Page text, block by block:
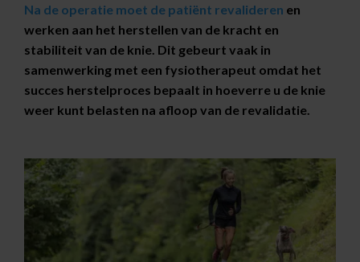
Na de operatie moet de patiënt revalideren en
werken aan het herstellen van de kracht en
stabiliteit van de knie. Dit gebeurt vaak in
samenwerking met een fysiotherapeut omdat het
succes herstelproces bepaalt in hoeverre u de knie
weer kunt belasten na afloop van de revalidatie.